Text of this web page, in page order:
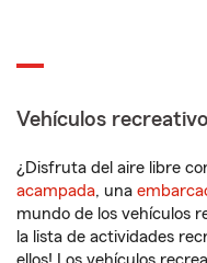
Vehículos
¿Disfruta del aire libre
acampada, una
mundo de los vehículos
la lista de actividades